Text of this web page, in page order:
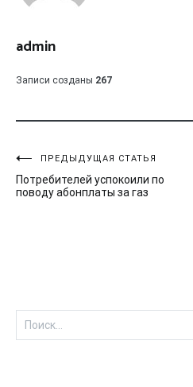
admin
Записи созданы 267
Навигация
по
ПРЕДЫДУЩАЯ СТАТЬЯ
Потребителей успокоили по
поводу абонплаты за газ
Найти: